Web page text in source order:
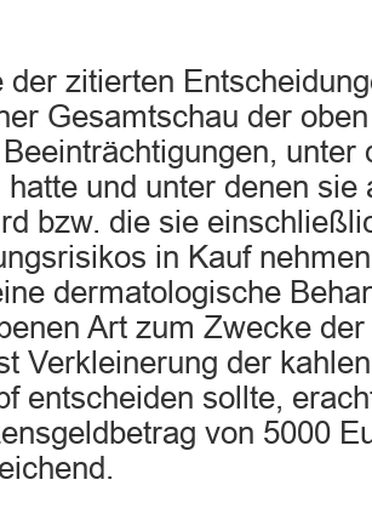
der zitierten
Gesamtschau der
unter
hatte und unter denen sie
bzw. die sie
in Kauf
dermatologische
Art zum Zwecke
Verkleinerung der
entscheiden sollte,
von 5000